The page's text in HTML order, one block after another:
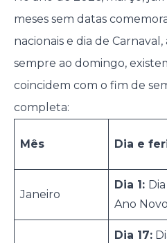
meses sem datas
nacionais e dia de Carnaval,
sempre ao domingo,
coincidem com o fim de
completa:
Mês Dia e
Janeiro
Dia 1:
Ano Novo
Dia 17: